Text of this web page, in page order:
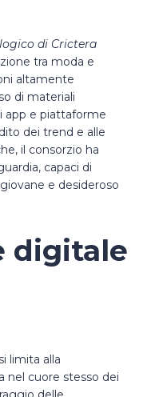
di Crictera
tra moda e
altamente
di materiali
app e piattaforme
dei trend e alle
il consorzio ha
capaci di
e desideroso
digitale
limita alla
nel cuore stesso dei